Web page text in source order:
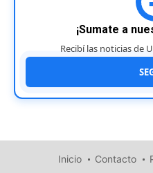
¡Sumate a
Recibí las noticias de
Inicio Contacto